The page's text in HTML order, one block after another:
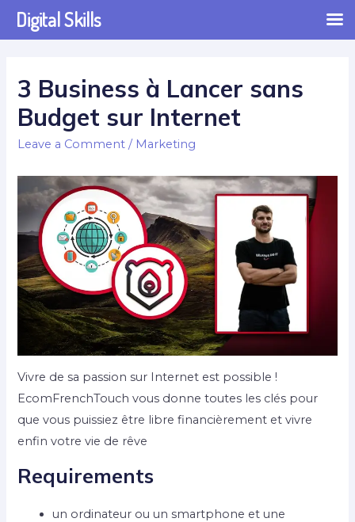
3 Business à Lancer sans
Budget sur Internet
Leave a Comment / Marketing
Vivre de sa passion sur Internet est possible !
EcomFrenchTouch vous donne toutes les clés pour
que vous puissiez être libre financièrement et vivre
enfin votre vie de rêve
Requirements
un ordinateur ou un smartphone et une
Digital Skills